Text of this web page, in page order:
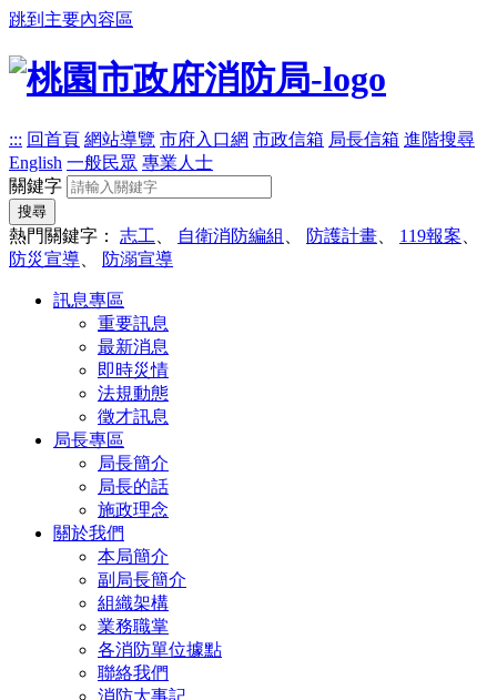
跳到主要內容區
::: 回首頁 網站導覽 市府入口網 市政信箱 局長信箱 進階搜尋
English 一般民眾 專業人士
關鍵字
搜尋
熱門關鍵字： 志工 自衛消防編組 防護計畫 119報案
防災宣導
防溺宣導
訊息專區
重要訊息
最新消息
即時災情
法規動態
徵才訊息
局長專區
局長簡介
局長的話
施政理念
關於我們
本局簡介
副局長簡介
組織架構
業務職掌
各消防單位據點
聯絡我們
消防大事記